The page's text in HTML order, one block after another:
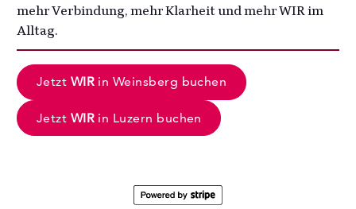
mehr Verbindung, mehr Klarheit und mehr WIR im
Alltag.
Jetzt WIRin Weinsberg buchen
Jetzt WIRin Luzern buchen